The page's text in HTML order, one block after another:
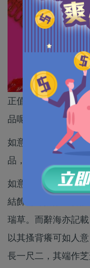
正值農曆新年，怎
品呢？
如意結，為中國結
品，在中國民族手
如意結的形狀似靈
結飾都可搭配。傳
瑞草。而辭海亦記
以其搔背癢可如人
長一尺二，其端作